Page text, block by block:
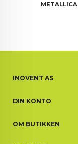
METALLICA
INOVENT AS
DIN KONTO
OM BUTIKKEN